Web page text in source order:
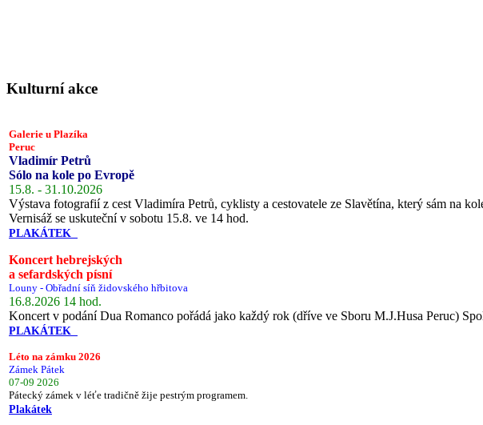
Kulturní akce
Galerie u Plazíka
Peruc
Vladimír Petrů
Sólo na kole po Evropě
15.8. - 31.10.2026
Výstava fotografií z cest Vladimíra Petrů, cyklisty a cestovatele ze Slavětína, který sám na
Vernisáž se uskuteční v sobotu 15.8. ve 14 hod.
PLAKÁTEK
Koncert hebrejských
a sefardských písní
Louny - Obřadní síň židovského hřbitova
16.8.2026 14 hod.
Koncert v podání Dua Romanco pořádá jako každý rok (dříve ve Sboru M.J.Husa Peruc)
PLAKÁTEK
Léto na zámku 2026
Zámek Pátek
07-09 2026
Pátecký zámek v léťe tradičně žije pestrým programem.
Plakátek